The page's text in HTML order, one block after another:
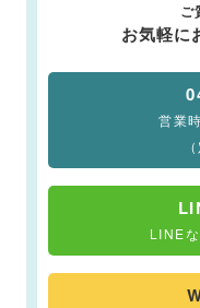
ご
お気軽に
営業
LINE